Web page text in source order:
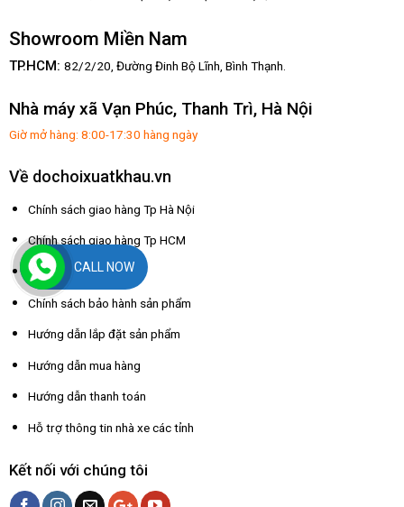
Showroom Miền Nam
TP.HCM: 82/2/20, Đường Đinh Bộ Lĩnh, Bình Thạnh.
Nhà máy xã Vạn Phúc, Thanh Trì, Hà Nội
Giờ mở hàng: 8:00-17:30 hàng ngày
Về dochoixuatkhau.vn
Chính sách giao hàng Tp Hà Nội
Chính sách giao hàng Tp HCM
Chính sách đổi trả
Chính sách bảo hành sản phẩm
Hướng dẫn lắp đặt sản phẩm
Hướng dẫn mua hàng
Hướng dẫn thanh toán
Hỗ trợ thông tin nhà xe các tỉnh
Kết nối với chúng tôi
CALL NOW